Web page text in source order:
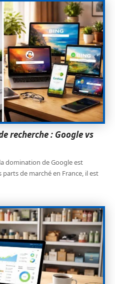
recherche : Google vs
domination de Google est
de marché en France, il est